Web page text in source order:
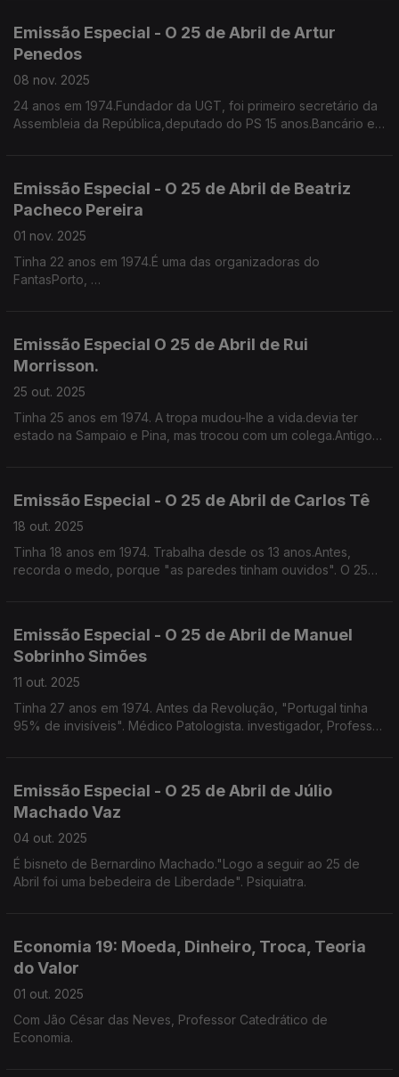
vereadora na CMPorto e deputada. Sem cartão.
Emissão Especial - O 25 de Abril de Artur
Penedos
08 nov. 2025
24 anos em 1974.Fundador da UGT, foi primeiro secretário da
Assembleia da República,deputado do PS 15 anos.Bancário em
Emissão Especial - O 25 de Abril de Beatriz
Pacheco Pereira
01 nov. 2025
Tinha 22 anos em 1974.É uma das organizadoras do
FantasPorto,
Emissão Especial O 25 de Abril de Rui
Morrisson.
25 out. 2025
Tinha 25 anos em 1974. A tropa mudou-lhe a vida.devia ter
estado na Sampaio e Pina, mas trocou com um colega.Antigo
Emissão Especial - O 25 de Abril de Carlos Tê
18 out. 2025
Tinha 18 anos em 1974. Trabalha desde os 13 anos.Antes,
recorda o medo, porque "as paredes tinham ouvidos". O 25
Emissão Especial - O 25 de Abril de Manuel
Sobrinho Simões
11 out. 2025
Tinha 27 anos em 1974. Antes da Revolução, "Portugal tinha
95% de invisíveis". Médico Patologista. investigador, Professor
Emissão Especial - O 25 de Abril de Júlio
Machado Vaz
04 out. 2025
É bisneto de Bernardino Machado."Logo a seguir ao 25 de
Abril foi uma bebedeira de Liberdade". Psiquiatra.
Economia 19: Moeda, Dinheiro, Troca, Teoria
do Valor
01 out. 2025
Com Jão César das Neves, Professor Catedrático de
Economia.